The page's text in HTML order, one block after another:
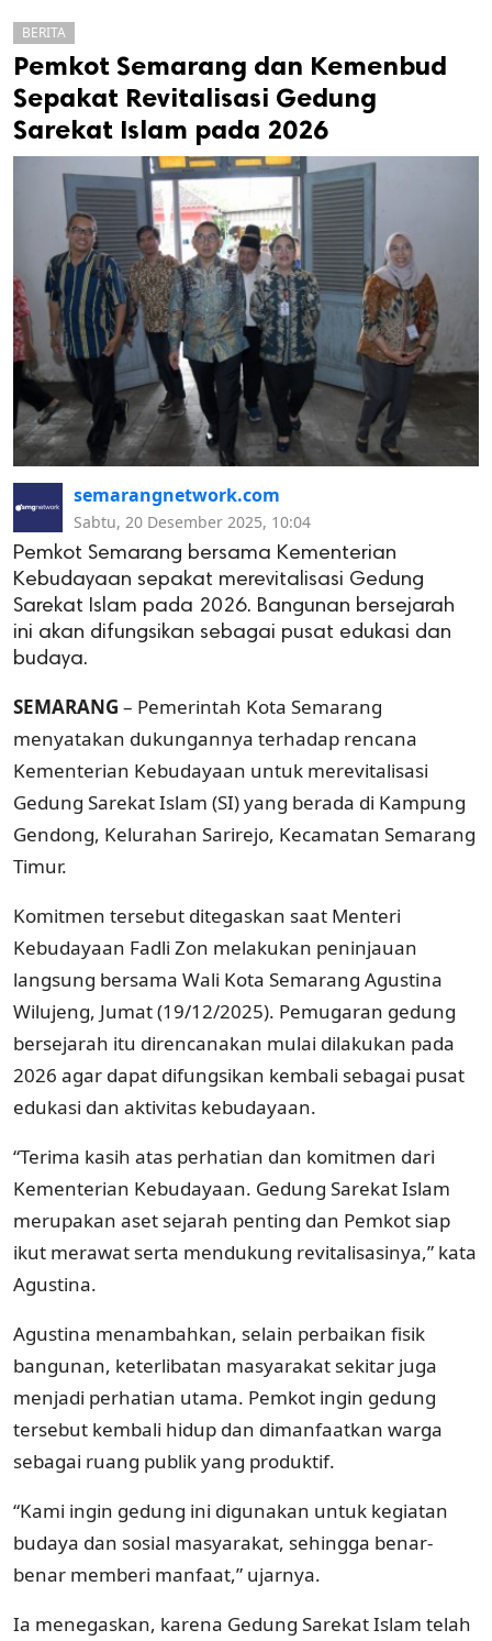
cipta.
BERITA
Pemkot Semarang dan Kemenbud
Sepakat Revitalisasi Gedung
Sarekat Islam pada 2026
semarangnetwork.com
Sabtu, 20 Desember 2025, 10:04
Pemkot Semarang bersama Kementerian
Kebudayaan sepakat merevitalisasi Gedung
Sarekat Islam pada 2026. Bangunan bersejarah
ini akan difungsikan sebagai pusat edukasi dan
budaya.
SEMARANG – Pemerintah Kota Semarang
menyatakan dukungannya terhadap rencana
Kementerian Kebudayaan untuk merevitalisasi
Gedung Sarekat Islam (SI) yang berada di Kampung
Gendong, Kelurahan Sarirejo, Kecamatan Semarang
Timur.
Komitmen tersebut ditegaskan saat Menteri
Kebudayaan Fadli Zon melakukan peninjauan
langsung bersama Wali Kota Semarang Agustina
Wilujeng, Jumat (19/12/2025). Pemugaran gedung
bersejarah itu direncanakan mulai dilakukan pada
2026 agar dapat difungsikan kembali sebagai pusat
edukasi dan aktivitas kebudayaan.
“Terima kasih atas perhatian dan komitmen dari
Kementerian Kebudayaan. Gedung Sarekat Islam
merupakan aset sejarah penting dan Pemkot siap
ikut merawat serta mendukung revitalisasinya,” kata
Agustina.
Agustina menambahkan, selain perbaikan fisik
bangunan, keterlibatan masyarakat sekitar juga
menjadi perhatian utama. Pemkot ingin gedung
tersebut kembali hidup dan dimanfaatkan warga
sebagai ruang publik yang produktif.
“Kami ingin gedung ini digunakan untuk kegiatan
budaya dan sosial masyarakat, sehingga benar-
benar memberi manfaat,” ujarnya.
Ia menegaskan, karena Gedung Sarekat Islam telah